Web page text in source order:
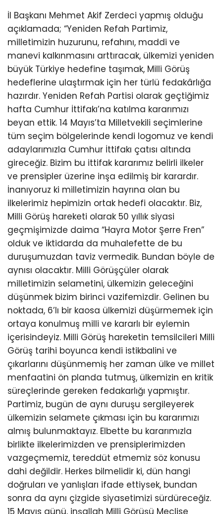
İl Başkanı Mehmet Akif Zerdeci yapmış olduğu
açıklamada; “Yeniden Refah Partimiz,
milletimizin huzurunu, refahını, maddi ve
manevi kalkınmasını arttıracak, ülkemizi yeniden
büyük Türkiye hedefine taşımak, Milli Görüş
hedeflerine ulaştırmak için her türlü fedakârlığa
hazırdır. Yeniden Refah Partisi olarak geçtiğimiz
hafta Cumhur İttifakı’na katılma kararımızı
beyan ettik. 14 Mayıs’ta Milletvekili seçimlerine
tüm seçim bölgelerinde kendi logomuz ve kendi
adaylarımızla Cumhur İttifakı çatısı altında
gireceğiz. Bizim bu ittifak kararımız belirli ilkeler
ve prensipler üzerine inşa edilmiş bir karardır.
İnanıyoruz ki milletimizin hayrına olan bu
ilkelerimiz hepimizin ortak hedefi olacaktır. Biz,
Milli Görüş hareketi olarak 50 yıllık siyasi
geçmişimizde daima “Hayra Motor Şerre Fren”
olduk ve iktidarda da muhalefette de bu
duruşumuzdan taviz vermedik. Bundan böyle de
aynısı olacaktır. Milli Görüşçüler olarak
milletimizin selametini, ülkemizin geleceğini
düşünmek bizim birinci vazifemizdir. Gelinen bu
noktada, 6’lı bir kaosa ülkemizi düşürmemek için
ortaya konulmuş milli ve kararlı bir eylemin
içerisindeyiz. Milli Görüş hareketin temsilcileri Milli
Görüş tarihi boyunca kendi istikbalini ve
çıkarlarını düşünmemiş her zaman ülke ve millet
menfaatini ön planda tutmuş, ülkemizin en kritik
süreçlerinde gereken fedakarlığı yapmıştır.
Partimiz, bugün de aynı duruşu sergileyerek
ülkemizin selamete çıkması için bu kararımızı
almış bulunmaktayız. Elbette bu kararımızla
birlikte ilkelerimizden ve prensiplerimizden
vazgeçmemiz, tereddüt etmemiz söz konusu
dahi değildir. Herkes bilmelidir ki, dün hangi
doğruları ve yanlışları ifade ettiysek, bundan
sonra da aynı çizgide siyasetimizi sürdüreceğiz.